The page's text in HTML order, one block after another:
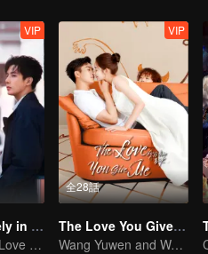
VIP
Be Passionately in Love
A Tale of Pure Love with Liu Haocun and Wang Anyu
全28話
VIP
The Love You Give Me
Wang Yuwen and Wang Ziqi Work Again as a Couple